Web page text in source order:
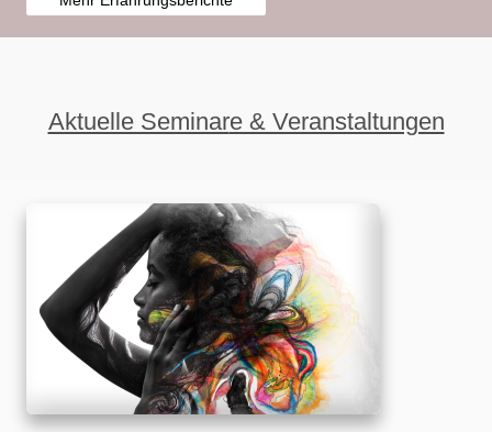
Aktuelle Seminare & Veranstaltungen